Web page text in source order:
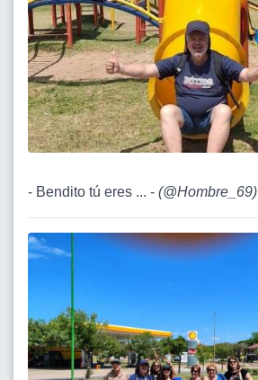
- Bendito tú eres ... - (@Hombre_69)